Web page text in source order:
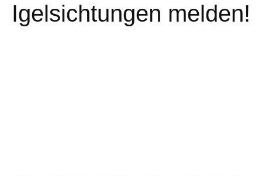
Igelsichtungen melden!